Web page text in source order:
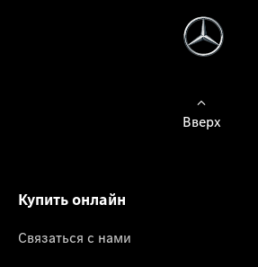
Вверх
Купить онлайн
Связаться с нами